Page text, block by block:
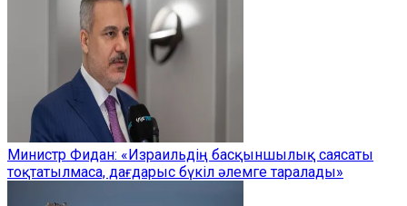
Министр Фидан: «Израильдің басқыншылық саясаты
тоқтатылмаса, дағдарыс бүкіл әлемге таралады»